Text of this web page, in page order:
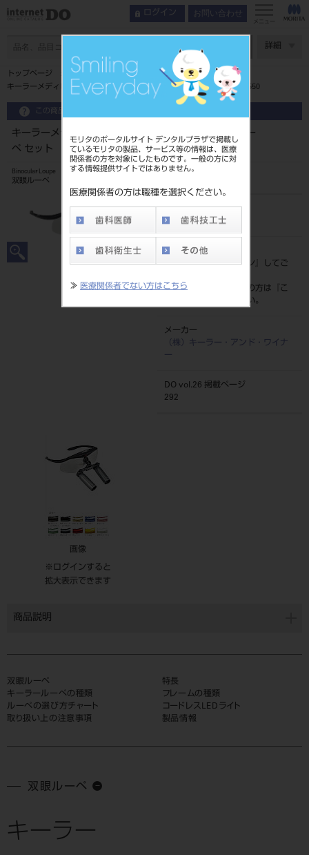
モリタのポータルサイト デンタルプラザで掲載し
ているモリタの製品、サービス等の情報は、医療
関係者の方を対象にしたものです。一般の方に対
する情報提供サイトではありません。
医療関係者の方は職種を選択ください。
≫ 医療関係者でない方はこちら
ログイン お問い合わせ
メニュー
詳細
トップページ
キーラーメディビューフレーム ＋パノラミックXLルーペ セット P5550
この商品に関するお問い合わせ
キーラーメディビューフレーム ＋パノラミックXLルー
ペ セット P5550
Binocular Loupe
双眼ルーペ
品目コード
206720131
標準価格
価格の確認は『ログイン
』してご
ネット会員登録がまだの方は『
こ
』より登録ください。
メーカー
（株）キーラー・アンド・ワイナ
ー
DO vol.26 掲載ページ
292
画像
※ログインすると
拡大表示できます
商品説明
双眼ルーペ
特長
キーラールーペの種類
フレームの種類
ルーペの選び方チャート
コードレスLEDライト
取り扱い上の注意事項
製品情報
インデックス フレームの種類
キーラールーペの種類
フレームの種類
ルーペの選び方チャート
コードレスLEDライト
取り扱い上の注意事項
製品情報
双眼ルーペ
キーラー